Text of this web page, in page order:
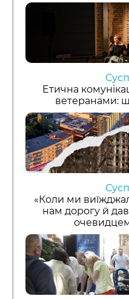
Етична
ветеранами:
«Коли ми
нам дорогу й дав